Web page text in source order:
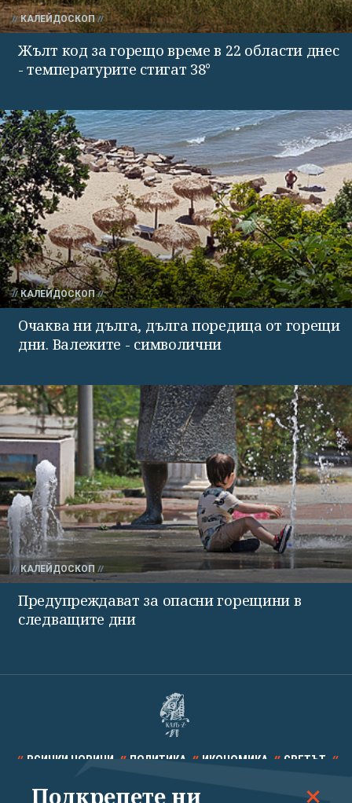
КАЛЕЙДОСКОП
Жълт код за горещо време в 22 области днес
- температурите стигат 38°
КАЛЕЙДОСКОП
Очаква ни дълга, дълга поредица от горещи
дни. Валежите - символични
КАЛЕЙДОСКОП
Предупреждават за опасни горещини в
следващите дни
ВСИЧКИ НОВИНИ ПОЛИТИКА ИКОНОМИКА СВЕТЪТ
СПОРТ КУЛТУРА ТЕХНОЛОГИИ КАЛЕЙДОСКОП
Подкрепете ни